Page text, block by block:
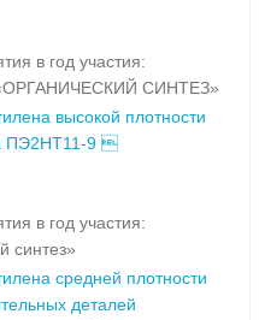
в год участия:
СИНТЕЗ»
высокой плотности
ПЭ2НТ11-9 
в год участия:
синтез»
средней плотности
деталей